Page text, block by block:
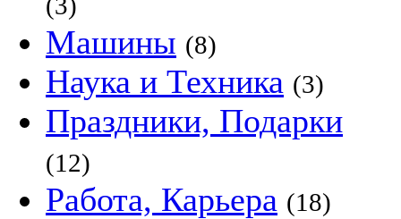
Машины (8)
Наука и Техника (3)
Праздники, Подарки
(12)
Работа, Карьера (18)